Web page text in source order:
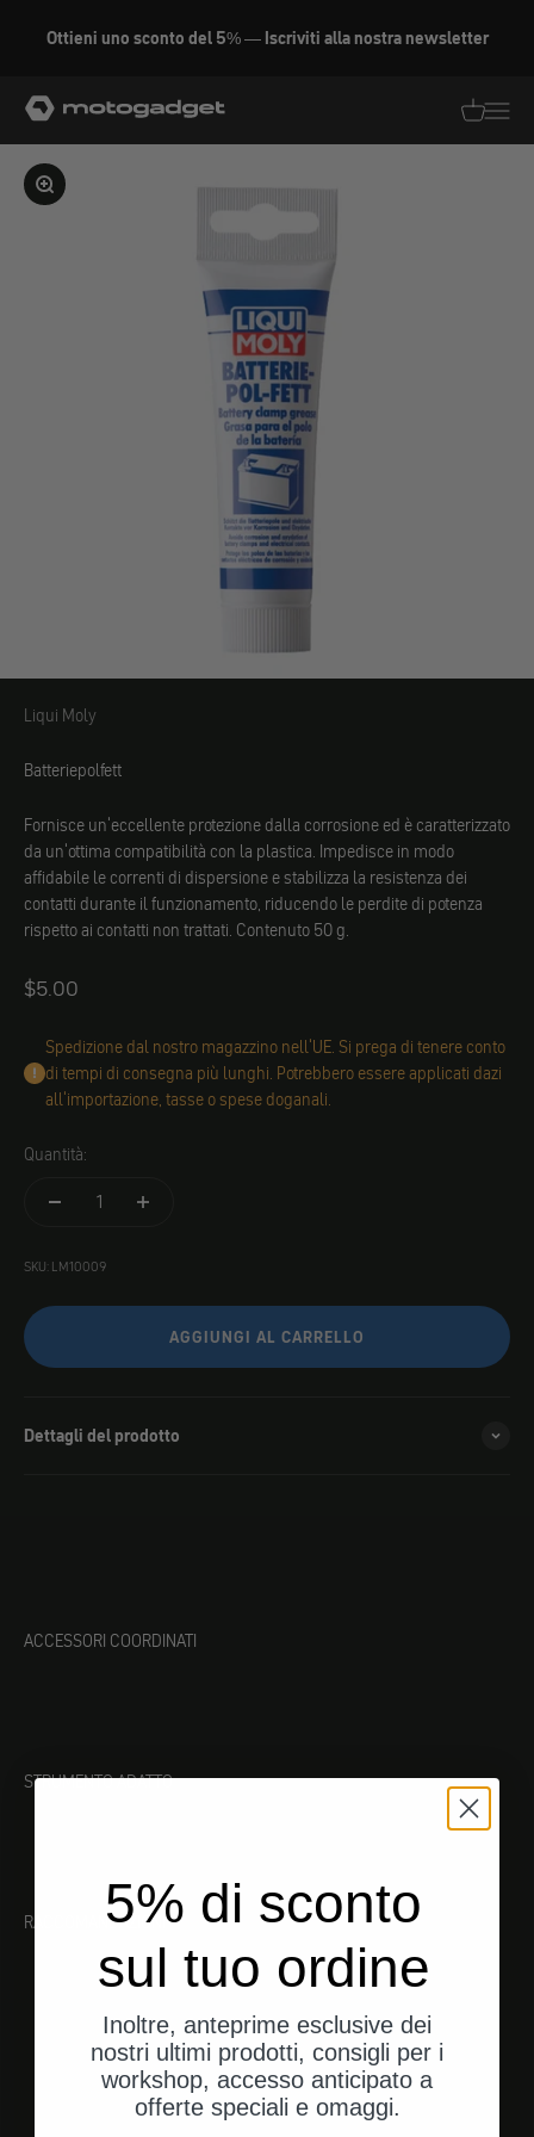
Ottieni uno sconto del 5% — Iscriviti alla nostra newsletter
motogadget GmbH
Ingrandire l'immagine
Liqui Moly
Liqui Moly
Batteriepolfett
Fornisce un'eccellente protezione dalla corrosione ed è caratterizzato
da un'ottima compatibilità con la plastica. Impedisce in modo
affidabile le correnti di dispersione e stabilizza la resistenza dei
contatti durante il funzionamento, riducendo le perdite di potenza
rispetto ai contatti non trattati. Contenuto 50 g.
Angebot
$5.00
Spedizione dal nostro magazzino nell'UE. Si prega di tenere conto
di tempi di consegna più lunghi. Potrebbero essere applicati dazi
all'importazione, tasse o spese doganali.
Quantità:
SKU: LM10009
AGGIUNGI AL CARRELLO
Dettagli del prodotto
ACCESSORI COORDINATI
STRUMENTO ADATTO
RACCOMANDAZIONI5% di sconto
sul tuo ordine
Inoltre, anteprime esclusive dei
nostri ultimi prodotti, consigli per i
workshop, accesso anticipato a
offerte speciali e omaggi.